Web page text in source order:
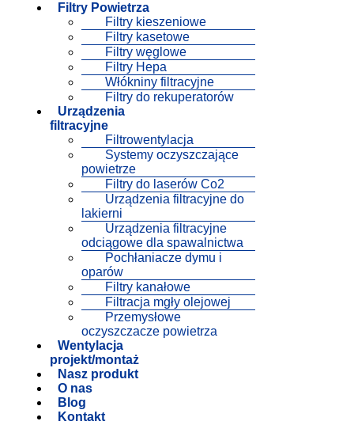
Filtry Powietrza
Filtry kieszeniowe
Filtry kasetowe
Filtry węglowe
Filtry Hepa
Włókniny filtracyjne
Filtry do rekuperatorów
Urządzenia
filtracyjne
Filtrowentylacja
Systemy oczyszczające
powietrze
Filtry do laserów Co2
Urządzenia filtracyjne do
lakierni
Urządzenia filtracyjne
odciągowe dla spawalnictwa
Pochłaniacze dymu i
oparów
Filtry kanałowe
Filtracja mgły olejowej
Przemysłowe
oczyszczacze powietrza
Wentylacja
projekt/montaż
Nasz produkt
O nas
Blog
Kontakt